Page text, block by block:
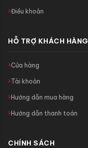
Điều khoản
HỖ TRỢ KHÁCH HÀNG
Cửa hàng
Tài khoản
Hướng dẫn mua hàng
Hướng dẫn thanh toán
CHÍNH SÁCH